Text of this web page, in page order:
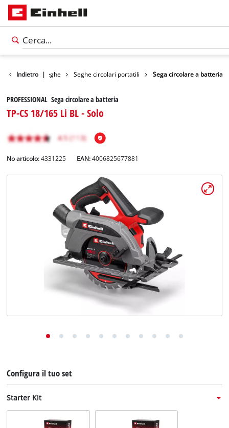
Indietro |
Utensili Seghe Seghe circolari portatili Sega circolare a batteria
PROFESSIONAL Sega circolare a batteria
TP-CS 18/165 Li BL - Solo
No articolo: 4331225 EAN:4006825677881
Configura il tuo set
Starter Kit